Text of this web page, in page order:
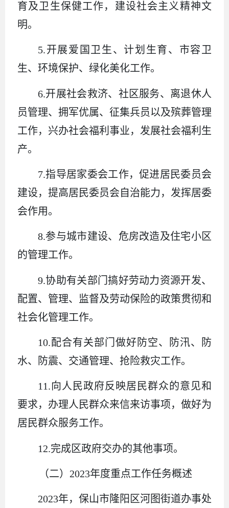
育及卫生保健工作，建设社会主义精神文
明。
5.开展爱国卫生、计划生育、市容卫
生、环境保护、绿化美化工作。
6.开展社会救济、社区服务、离退休人
员管理、拥军优属、征集兵员以及殡葬管理
工作，兴办社会福利事业，发展社会福利生
产。
7.指导居家委会工作，促进居民委员会
建设，提高居民委员会自治能力，发挥居委
会作用。
8.参与城市建设、危房改造及住宅小区
的管理工作。
9.协助有关部门搞好劳动力资源开发、
配置、管理、监督及劳动保险的政策贯彻和
社会化管理工作。
10.配合有关部门做好防空、防汛、防
水、防震、交通管理、抢险救灾工作。
11.向人民政府反映居民群众的意见和
要求，办理人民群众来信来访事项，做好为
居民群众服务工作。
12.完成区政府交办的其他事项。
（二）2023年度重点工作任务概述
2023年，保山市隆阳区河图街道办事处